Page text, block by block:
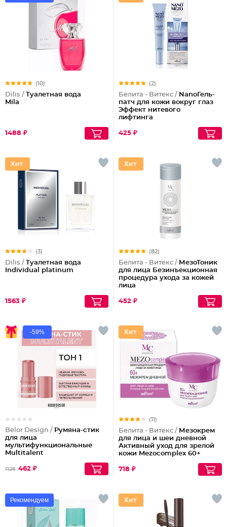
(10)
Dilis / Туалетная вода
Mila
1488 ₽
(2)
Белита - Витекс / NanoГель-
патч для кожи вокруг глаз
Эффект нитевого
лифтинга
425 ₽
(3)
Dilis / Туалетная вода
Individual platinum
1563 ₽
(82)
Белита - Витекс / МезоТоник
для лица Безинъекционная
процедура ухода за кожей
лица
452 ₽
-59%
Belor Design / Румяна-стик
для лица
мультифункциональные
Multitalent
1128 462 ₽
(11)
Белита - Витекс / Мезокрем
для лица и шеи дневной
Активный уход для зрелой
кожи Mezocomplex 60+
718 ₽
Рекомендуем